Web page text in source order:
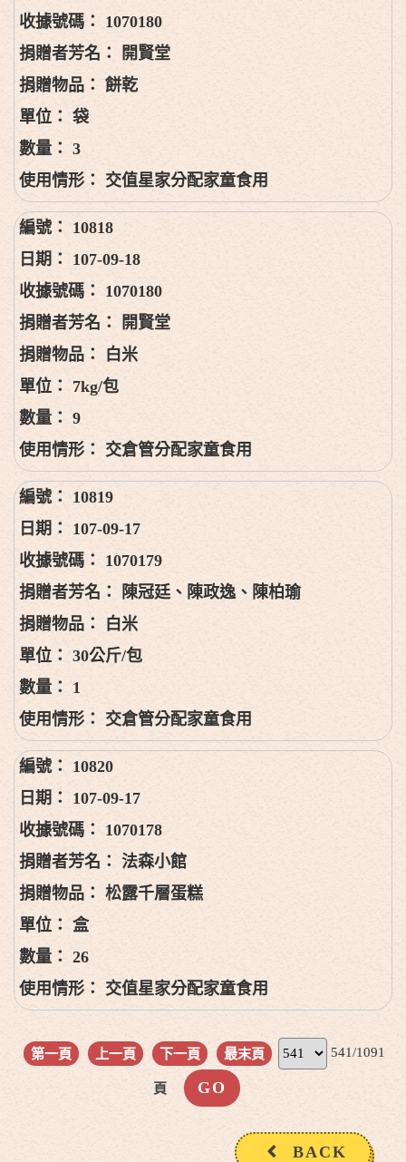
1070180
開賢堂
餅乾
袋
3
交值星家分配家童食用
10818
107-09-18
1070180
開賢堂
白米
7kg/包
9
交倉管分配家童食用
10819
107-09-17
1070179
陳冠廷、陳政逸、陳柏瑜
白米
30公斤/包
1
交倉管分配家童食用
10820
107-09-17
1070178
法森小館
松露千層蛋糕
盒
26
交值星家分配家童食用
第一頁 上一頁 下一頁 最末頁 541/1091
頁
BACK